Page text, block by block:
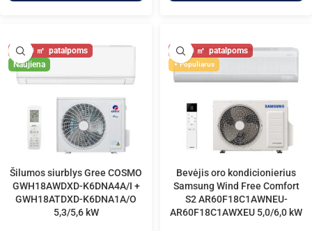
60
Naujiena
Šilumos siurblys Gree COSMO
GWH18AWDXD-K6DNA4A/I +
GWH18ATDXD-K6DNA1A/O
5,3/5,6 kW
60
Populiarus
Bevėjis oro kondicionierius
Samsung Wind Free Comfort
S2 AR60F18C1AWNEU-
AR60F18C1AWXEU 5,0/6,0 kW